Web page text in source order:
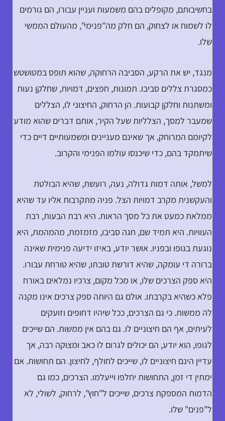
בחשיבותם, מקופלים בהם משמעות ועניין עבורו, הם גורמים
לו לשמוח או לצחוק, הם חלק מה"פנימי", מהעולם הממשי
שלו.
מנגד, יש את הרקע, הסביבה הרחוקה, שהוא תופס במטושטש
כמסגרת צללים סביבו. תמונות, חפצים, דמויות, שחלקן נעות
ומשתנות וחלקן קבועות. הן הרחוק, החיצוני לו, הצללים
שמעבר למסך, הצלליות שעל הקיר, אותם דברים שהוא מודע
לקיומם המרוחק, אך שאינם מעניינים ומשמעותיים דיים כדי
שיתמקד בהם, כדי שיכנסו עולמו הפנימי והקרוב.
למשל, אותה דמות גדולה, נעה, רועשת, שהיא הבולטת
והעקשנית מקרב דמויות הצל. פניה מתקרבות אליו עד שהיא
ממלאת כמעט את כל מסך הראות. היא רבת הבעות, רבת
העוויות. היא תמיד שם, חגה סביבו, מזמזמת, מהמהמת, היא
נוגעת בגופו ובפניו. אושר יודע, באיזו ידיעה פנימית שאינה
ברורה די עומקה, שהיא דורשת טובתו, שהיא טורחת עבורו.
היא ספק הצרכים שלו, או מכל מקום, צרכיו נמלאים באורח
פלא כשהיא בקרבתו. אולם גם היותה ספק צרכים אינו מקנה
לה ממשות. כי גם הצרכים, ככל שיהיו דחופים וזועקים
לעיתים, אף הם חיצוניים לו. גם בהם אין ממשות. הם שייכים
לגופו, הוא יודע, הם יכולים לגרום לו כאב ומצוקה רבה, אך
עדיין הינם חיצוניים לו, שייכים לחולף, לחיצון. הם תחושות. אם
ימתין די זמן, התחושות יחלפו וייעלמו. הצרכים, כמו גם
הדמות המספקת צרכים, שייכים ל"חוץ", לרחוק, לשולי, לא
ל"פנים" שלו.